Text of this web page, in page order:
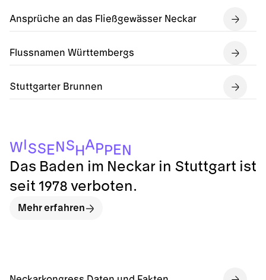
Ansprüche an das Fließgewässer Neckar
Flussnamen Württembergs
Stuttgarter Brunnen
WISSE N SHAPPEN
Das Baden im Neckar in Stuttgart ist
seit 1978 verboten.
Mehr erfahren